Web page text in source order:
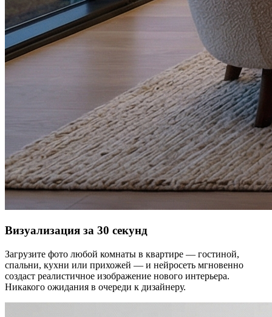
Визуализация за 30 секунд
Загрузите фото любой комнаты в квартире — гостиной,
спальни, кухни или прихожей — и нейросеть мгновенно
создаст реалистичное изображение нового интерьера.
Никакого ожидания в очереди к дизайнеру.